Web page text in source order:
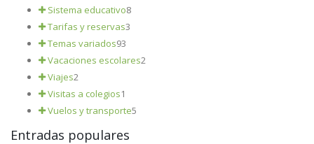
Sistema educativo8
Tarifas y reservas3
Temas variados93
Vacaciones escolares2
Viajes2
Visitas a colegios1
Vuelos y transporte5
Entradas populares